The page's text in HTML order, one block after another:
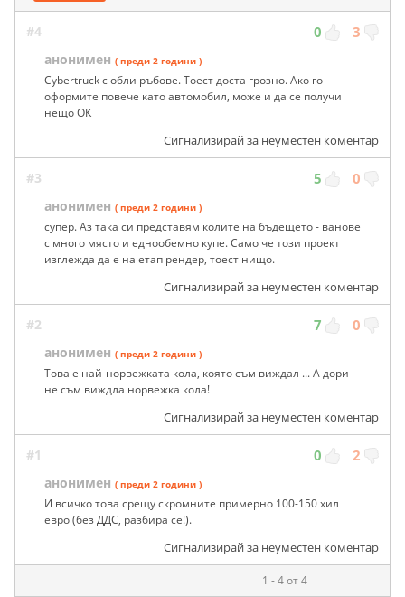
#4 0 3
анонимен ( преди 2 години )
Cybertruck с обли ръбове. Тоест доста грозно. Ако го
оформите повече като автомобил, може и да се получи
нещо ОК
Сигнализирай за неуместен коментар
#3 5 0
анонимен ( преди 2 години )
супер. Аз така си представям колите на бъдещето - ванове
с много място и еднообемно купе. Само че този проект
изглежда да е на етап рендер, тоест нищо.
Сигнализирай за неуместен коментар
#2 7 0
анонимен ( преди 2 години )
Това е най-норвежката кола, която съм виждал ... А дори
не съм виждла норвежка кола!
Сигнализирай за неуместен коментар
#1 0 2
анонимен ( преди 2 години )
И всичко това срещу скромните примерно 100-150 хил
евро (без ДДС, разбира се!).
Сигнализирай за неуместен коментар
1 - 4 от 4